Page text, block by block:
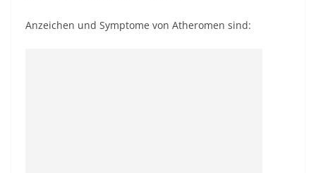
Anzeichen und Symptome von Atheromen sind: